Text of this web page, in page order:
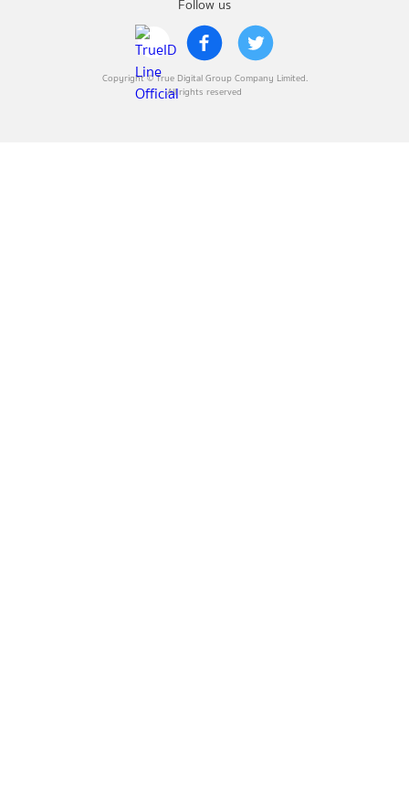
Follow us
Copyright © True Digital Group Company Limited.
All rights reserved